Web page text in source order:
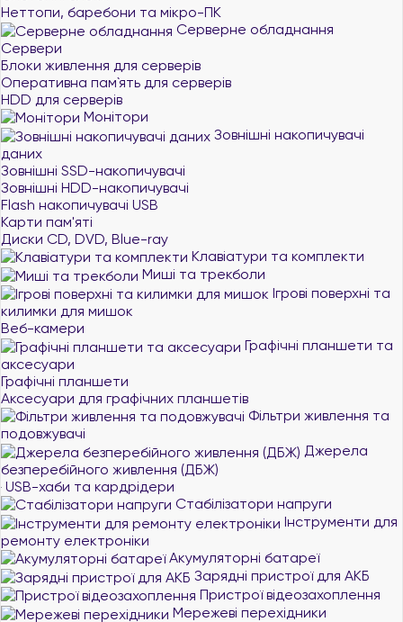
Неттопи, баребони та мікро-ПК
Серверне обладнання
Сервери
Блоки живлення для серверів
Оперативна пам`ять для серверів
HDD для серверів
Монітори
Зовнішні накопичувачі
даних
Зовнішні SSD-накопичувачі
Зовнішні HDD-накопичувачі
Flash накопичувачі USB
Карти пам'яті
Диски CD, DVD, Blue-ray
Клавіатури та комплекти
Миші та трекболи
Ігрові поверхні та
килимки для мишок
Веб-камери
Графічні планшети та
аксесуари
Графічні планшети
Аксесуари для графічних планшетів
Фільтри живлення та
подовжувачі
Джерела
безперебійного живлення (ДБЖ)
USB-хаби та кардрідери
Стабілізатори напруги
Інструменти для
ремонту електроніки
Акумуляторні батареї
Зарядні пристрої для АКБ
Пристрої відеозахоплення
Мережеві перехідники